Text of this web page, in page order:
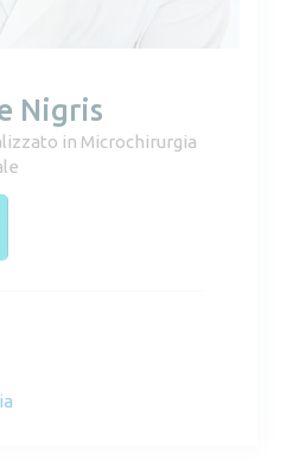
Nigris
in Microchirurgia